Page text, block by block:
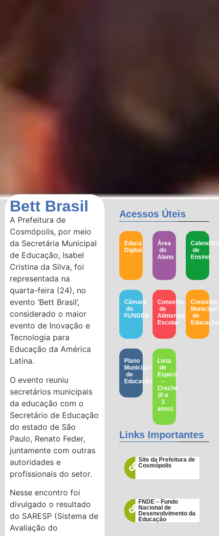
Bett Brasil
A Prefeitura de
Cosmópolis, por meio
da Secretária Municipal
de Educação, Isabel
Cristina da Silva, foi
representada na
quarta-feira (24), no
evento ‘Bett Brasil’,
considerado o maior
evento de Inovação e
Tecnologia para
Educação da América
Latina.
O evento reuniu
secretários municipais
da educação com o
Secretário de Educação
do estado de São
Paulo, Renato Feder,
juntamente com outras
autoridades e
profissionais do setor.
Nesse encontro foi
divulgado o resultado
do SARESP (Sistema de
Avaliação do
Acessos Úteis
Educa
Digital
Área
do
Aluno
de
Ensino
Câmara
do
FUNDEB
Conselho
de
Alimentação
Escolar
Conselho
Municipal
de
Educação​
Plano
Municipal
de
Educação
Lista
de
Espera
–
Creche
(0 a
3
anos)
Links Importantes
Site da Prefeitura de
Cosmópolis
FNDE – Fundo
Nacional de
Desenvolvimento da
Educação